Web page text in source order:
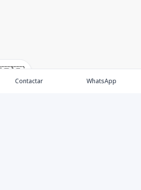
🇫🇷
Contactar WhatsApp